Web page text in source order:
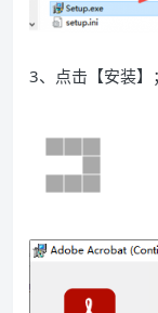
3、点击【安装】；